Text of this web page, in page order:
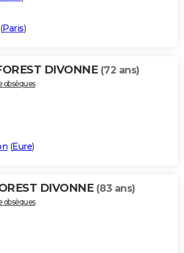
(Paris)
DIVONNE (72 ans)
obsèques
(Eure)
DIVONNE (83 ans)
obsèques